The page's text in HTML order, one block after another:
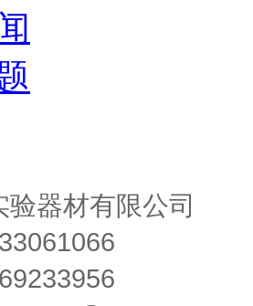
器材有限公司